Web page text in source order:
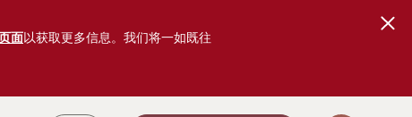
面以获取更多信息。我们将一如既往